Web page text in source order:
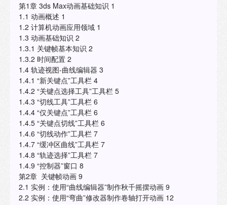
第1章 3ds Max动画基础知识 1
1.1 动画概述 1
1.2 计算机动画应用领域 1
1.3 动画基础知识 2
1.3.1 关键帧基本知识 2
1.3.2 时间配置 2
1.4 轨迹视图-曲线编辑器 3
1.4.1 “新关键点”工具栏 4
1.4.2 “关键点选择工具”工具栏 5
1.4.3 “切线工具”工具栏 6
1.4.4 “仅关键点”工具栏 6
1.4.5 “关键点切线”工具栏 6
1.4.6 “切线动作”工具栏 7
1.4.7 “缓冲区曲线”工具栏 7
1.4.8 “轨迹选择”工具栏 7
1.4.9 “控制器”窗口 8
第2章 关键帧动画 9
2.1 实例：使用“曲线编辑器”制作秋千摇摆动画 9
2.2 实例：使用“弯曲”修改器制作卷轴打开动画 12